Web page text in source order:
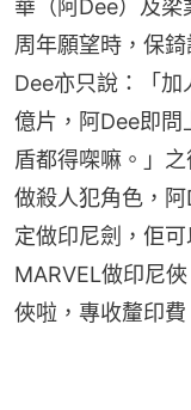
華（阿Dee）及
周年願望時，保
Dee亦只說：「
億片，阿Dee即問
盾都得㗎嘛。」
做殺人犯角色，
定做印尼劍，佢
MARVEL做印尼
俠啦，專收釐印費